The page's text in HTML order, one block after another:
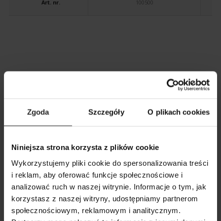
Zgoda Szczegóły O plikach cookies
Niniejsza strona korzysta z plików cookie
Wykorzystujemy pliki cookie do spersonalizowania treści
i reklam, aby oferować funkcje społecznościowe i
analizować ruch w naszej witrynie. Informacje o tym, jak
korzystasz z naszej witryny, udostępniamy partnerom
społecznościowym, reklamowym i analitycznym.
Art. nr. 100500
SHOW LIST
SHOW COMPARISON
SEARCH